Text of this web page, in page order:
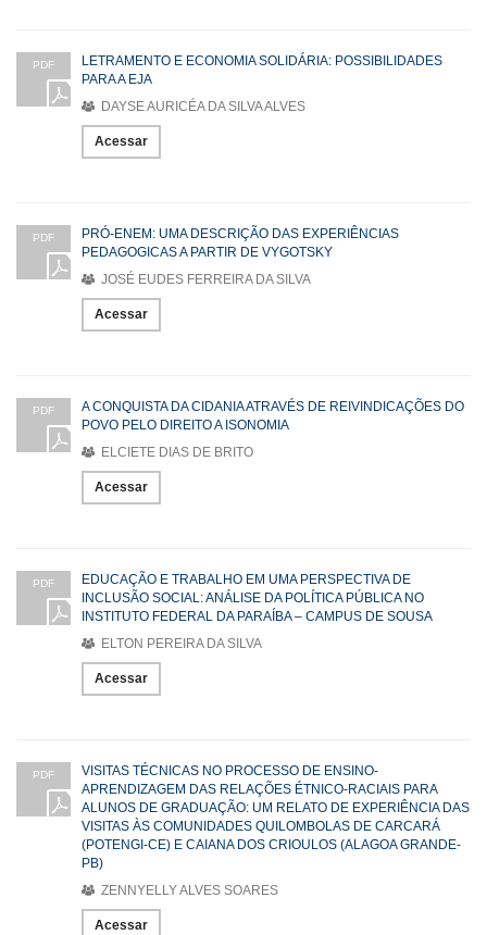
PDF
LETRAMENTO E ECONOMIA SOLIDÁRIA: POSSIBILIDADES
PARA A EJA
DAYSE AURICÉA DA SILVA ALVES
Acessar
PDF
PRÓ-ENEM: UMA DESCRIÇÃO DAS EXPERIÊNCIAS
PEDAGOGICAS A PARTIR DE VYGOTSKY
JOSÉ EUDES FERREIRA DA SILVA
Acessar
PDF
A CONQUISTA DA CIDANIA ATRAVÉS DE REIVINDICAÇÕES DO
POVO PELO DIREITO A ISONOMIA
ELCIETE DIAS DE BRITO
Acessar
PDF
EDUCAÇÃO E TRABALHO EM UMA PERSPECTIVA DE
INCLUSÃO SOCIAL: ANÁLISE DA POLÍTICA PÚBLICA NO
INSTITUTO FEDERAL DA PARAÍBA – CAMPUS DE SOUSA
ELTON PEREIRA DA SILVA
Acessar
PDF
VISITAS TÉCNICAS NO PROCESSO DE ENSINO-
APRENDIZAGEM DAS RELAÇÕES ÉTNICO-RACIAIS PARA
ALUNOS DE GRADUAÇÃO: UM RELATO DE EXPERIÊNCIA DAS
VISITAS ÀS COMUNIDADES QUILOMBOLAS DE CARCARÁ
(POTENGI-CE) E CAIANA DOS CRIOULOS (ALAGOA GRANDE-
PB)
ZENNYELLY ALVES SOARES
Acessar